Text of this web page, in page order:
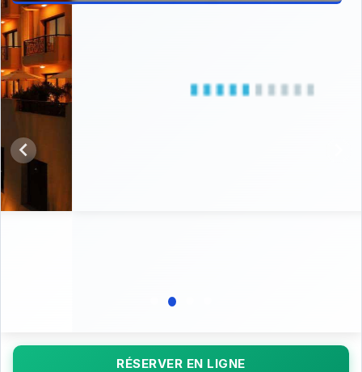
RÉSERVER EN LIGNE